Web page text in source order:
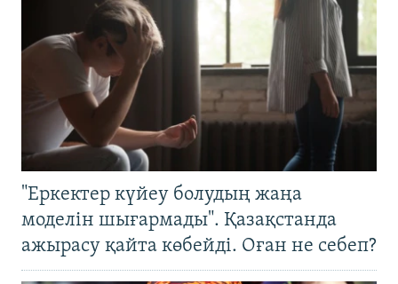
"Еркектер күйеу болудың жаңа
моделін шығармады". Қазақстанда
ажырасу қайта көбейді. Оған не себеп?